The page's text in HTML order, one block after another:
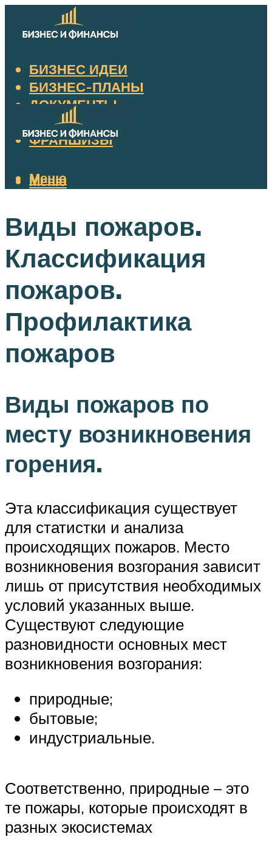
БИЗНЕС ИДЕИ
БИЗНЕС-ПЛАНЫ
ДОКУМЕНТЫ
НАЛОГИ
ФРАНШИЗЫ
Меню
Меню
Виды пожаров.
Классификация
пожаров.
Профилактика
пожаров
Виды пожаров по
месту возникновения
горения.
Эта классификация существует
для статистки и анализа
происходящих пожаров. Место
возникновения возгорания зависит
лишь от присутствия необходимых
условий указанных выше.
Существуют следующие
разновидности основных мест
возникновения возгорания:
природные;
бытовые;
индустриальные.
Соответственно, природные – это
те пожары, которые происходят в
разных экосистемах